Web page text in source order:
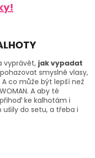
vyprávět, jak vypadat
smyslně vlasy,
co může být lepší než
A aby té
ke kalhotám i
ušily do setu, a třeba i